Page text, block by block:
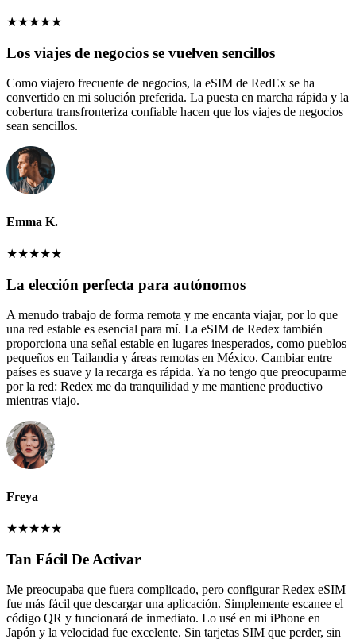
★★★★★
Los viajes de negocios se vuelven sencillos
Como viajero frecuente de negocios, la eSIM de RedEx se ha
convertido en mi solución preferida. La puesta en marcha rápida y la
cobertura transfronteriza confiable hacen que los viajes de negocios
sean sencillos.
Emma K.
★★★★★
La elección perfecta para autónomos
A menudo trabajo de forma remota y me encanta viajar, por lo que
una red estable es esencial para mí. La eSIM de Redex también
proporciona una señal estable en lugares inesperados, como pueblos
pequeños en Tailandia y áreas remotas en México. Cambiar entre
países es suave y la recarga es rápida. Ya no tengo que preocuparme
por la red: Redex me da tranquilidad y me mantiene productivo
mientras viajo.
Freya
★★★★★
Tan Fácil De Activar
Me preocupaba que fuera complicado, pero configurar Redex eSIM
fue más fácil que descargar una aplicación. Simplemente escanee el
código QR y funcionará de inmediato. Lo usé en mi iPhone en
Japón y la velocidad fue excelente. Sin tarjetas SIM que perder, sin